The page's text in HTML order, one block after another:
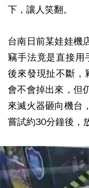
下，讓人笑翻。
台南日前某娃娃機
竊手法竟是直接用
後來發現扯不斷，
會不會掉出來，但
來滅火器砸向機台
嘗試約30分鐘後，